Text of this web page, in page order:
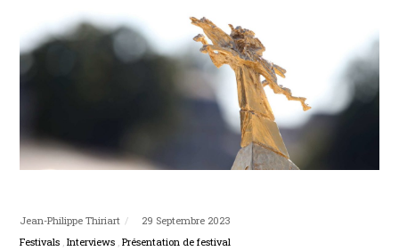
Jean-Philippe Thiriart
29 Septembre 2023
Festivals Interviews Présentation de festival